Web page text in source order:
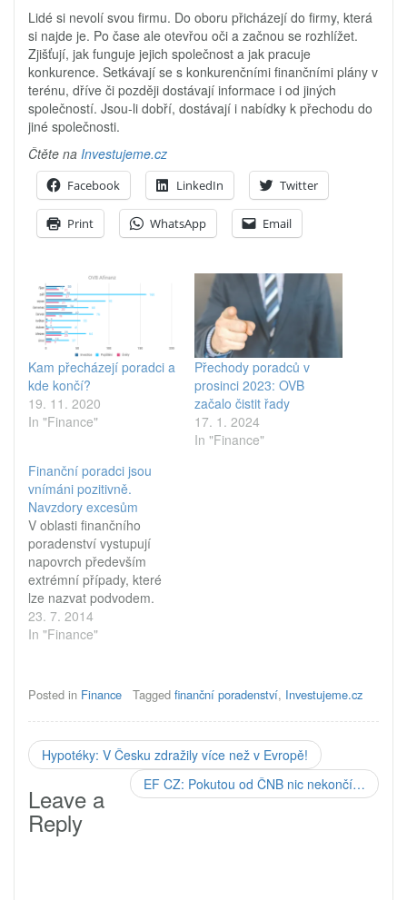
Lidé si nevolí svou firmu. Do oboru přicházejí do firmy, která
si najde je. Po čase ale otevřou oči a začnou se rozhlížet.
Zjišťují, jak funguje jejich společnost a jak pracuje
konkurence. Setkávají se s konkurenčními finančními plány v
terénu, dříve či později dostávají informace i od jiných
společností. Jsou-li dobří, dostávají i nabídky k přechodu do
jiné společnosti.
Čtěte na Investujeme.cz
Facebook LinkedIn Twitter
Print WhatsApp Email
Kam přecházejí poradci a
kde končí?
19. 11. 2020
In "Finance"
Přechody poradců v
prosinci 2023: OVB
začalo čistit řady
17. 1. 2024
In "Finance"
Finanční poradci jsou
vnímáni pozitivně.
Navzdory excesům
V oblasti finančního
poradenství vystupují
napovrch především
extrémní případy, které
lze nazvat podvodem.
Přesto jsou finanční
poradci vnímáni
v orientaci ve finančních
jakéhokoli oboru dělá
zpravidla malá, ale velmi
dobře viditelná skupinka
lidí. Jsou-li to výborní
profesionálové, má obor
dobrou pověst. Jsou-li to
ale…
23. 7. 2014
In "Finance"
Posted in Finance Tagged finanční poradenství, Investujeme.cz
Hypotéky: V Česku zdražily více než v Evropě!
EF CZ: Pokutou od ČNB nic nekončí…
Leave a
Reply